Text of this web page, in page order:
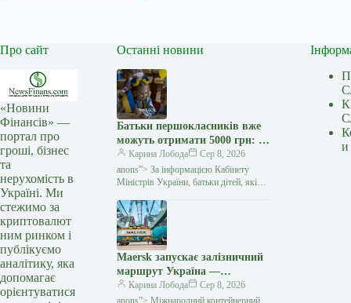
Про сайт
«Новини
Фінансів» —
портал про
гроші, бізнес
та
нерухомість в
Україні. Ми
стежимо за
криптовалют
ним ринком і
публікуємо
аналітику, яка
допомагає
орієнтуватися
Останні новини
Батьки першокласників вже
можуть отримати 5000 грн: як
оформити «Пакунок
школяра» — Мінфін
Карина Лобода
Сер 8, 2026
anons”> За інформацією Кабінету
Міністрів України, батьки дітей, які
до першого класу, вже можуть подати
заяву на отримання
Maersk запускає залізничний
маршрут Україна —
Констанца через атаки на
чорноморські порти —
Карина Лобода
Сер 8, 2026
anons”> Міжнародний контейнерний
и